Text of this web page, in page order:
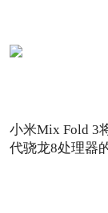
小米Mix Fold 3
代骁龙8处理器